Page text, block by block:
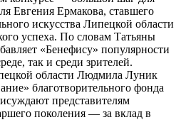
Евгения Ермакова, ставшего
искусства Липецкой области
успеха. По словам Татьяны
«Бенефису» популярности
так и среди зрителей.
области Людмила Луник
благотворительного фонда
представителям
поколения — за вклад в